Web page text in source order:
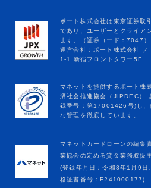
マネットカードローンの編集
業協会の定める貸金業務取扱
(登録年月日：令和8年1月9
格証書番号：F241000177)